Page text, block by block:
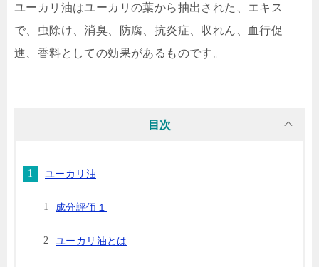
ユーカリ油はユーカリの葉から抽出された、エキス
で、虫除け、消臭、防腐、抗炎症、収れん、血行促
進、香料としての効果があるものです。
目次
ユーカリ油
成分評価１
ユーカリ油とは